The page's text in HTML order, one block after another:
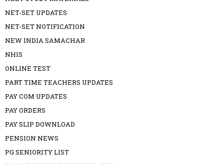
NET-SET UPDATES
NET-SET NOTIFICATION
NEW INDIA SAMACHAR
NHIS
ONLINE TEST
PART TIME TEACHERS UPDATES
PAY COM UPDATES
PAY ORDERS
PAY SLIP DOWNLOAD
PENSION NEWS
PG SENIORITY LIST